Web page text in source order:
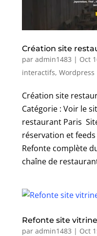
Création site
par admin1483 | Oct
interactifs, Wordpress
Création site
Catégorie : Voir le
restaurant Paris
réservation et
Refonte complète
chaîne de
Refonte site
par admin1483 | Oct